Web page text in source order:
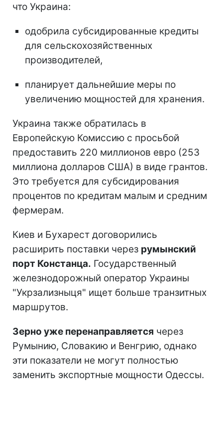
что Украина:
одобрила субсидированные кредиты
для сельскохозяйственных
производителей,
планирует дальнейшие меры по
увеличению мощностей для хранения.
Украина также обратилась в
Европейскую Комиссию с просьбой
предоставить 220 миллионов евро (253
миллиона долларов США) в виде грантов.
Это требуется для субсидирования
процентов по кредитам малым и средним
фермерам.
Киев и Бухарест договорились
расширить поставки через румынский
порт Констанца. Государственный
железнодорожный оператор Украины
"Укрзализныця" ищет больше транзитных
маршрутов.
Зерно уже перенаправляется через
Румынию, Словакию и Венгрию, однако
эти показатели не могут полностью
заменить экспортные мощности Одессы.